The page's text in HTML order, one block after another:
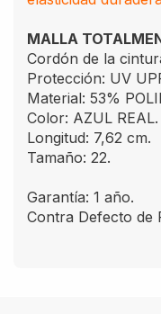
MALLA
Cordón de la
Protección: UV
Material: 53%
Color: AZUL REAL.
Longitud: 7,62 cm.
Tamaño: 22.
Garantía: 1 año.
Contra Defecto de